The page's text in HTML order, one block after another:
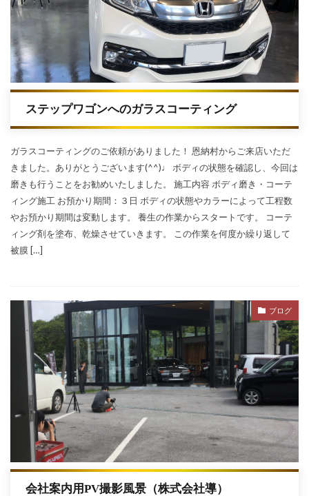
ステップワゴンへのガラスコーティング
ガラスコーティングのご依頼がありました！ 恩納村からご来店いただ
きました。ありがとうございます(^^)♩ ボディの状態を確認し、今回は
磨きも行うことをお勧めいたしました。 施工内容 ボディ磨き・コーテ
ィング施工 お預かり期間：３日 ボディの状態やカラーによって工程数
やお預かり期間は変動します。 養生の作業からスタートです。 コーテ
ィング剤を塗布、乾燥させていきます。 この作業を何度か繰り返して
被膜 […]
ブログ
会社案内用PV撮影風景（株式会社導）